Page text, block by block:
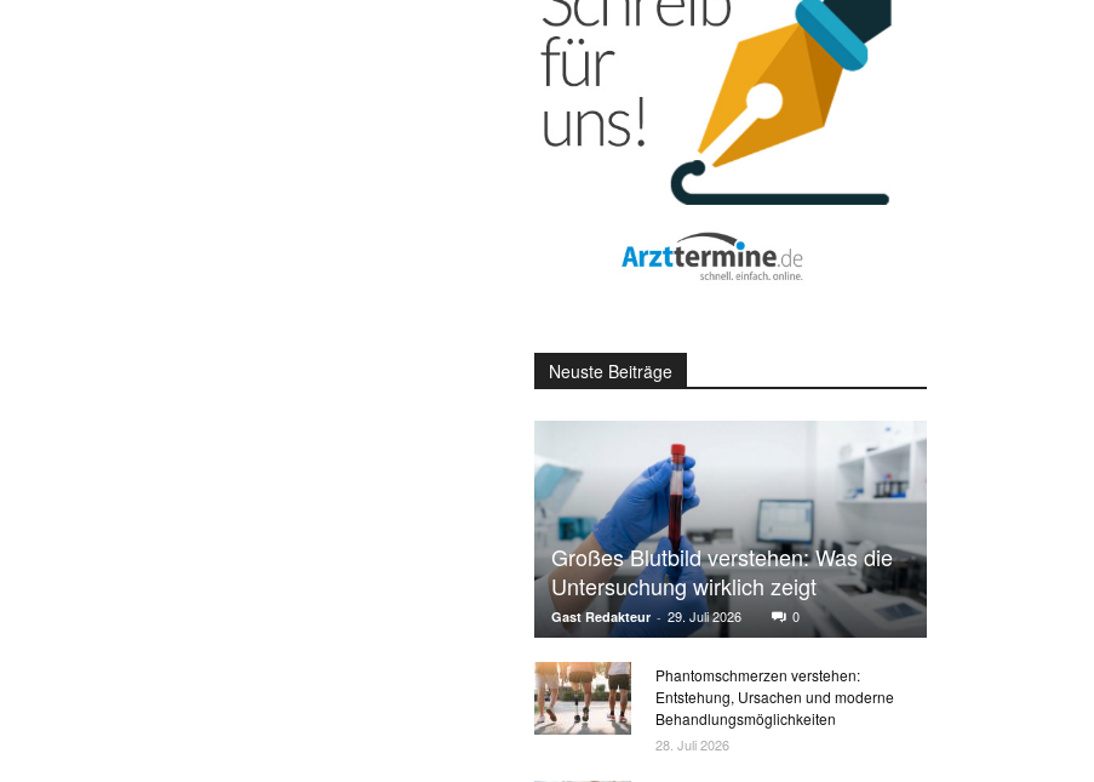
Neuste Beiträge
Großes Blutbild verstehen: Was die
Untersuchung wirklich zeigt
Gast Redakteur - 29. Juli 2026 0
Phantomschmerzen verstehen:
Entstehung, Ursachen und moderne
Behandlungsmöglichkeiten
28. Juli 2026